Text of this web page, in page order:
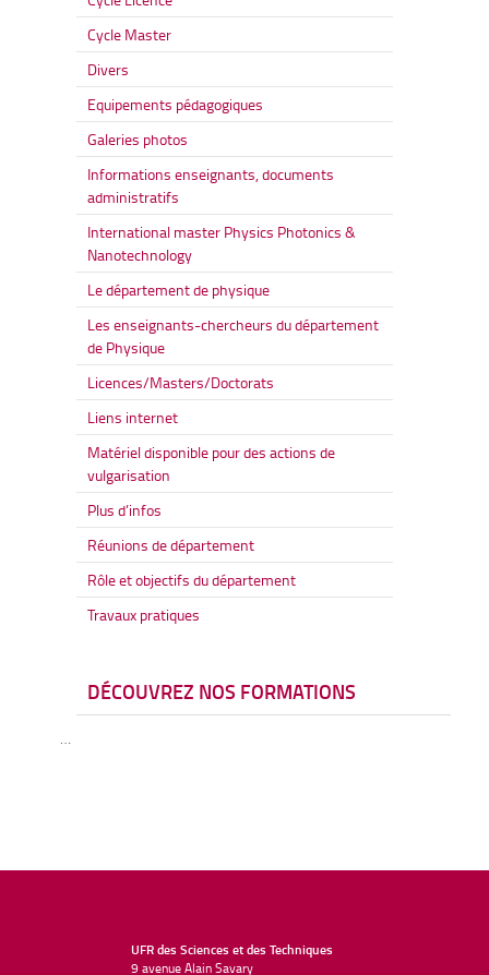
Cycle Master
Divers
Equipements pédagogiques
Galeries photos
Informations enseignants, documents
administratifs
International master Physics Photonics &
Nanotechnology
Le département de physique
Les enseignants-chercheurs du département
de Physique
Licences/Masters/Doctorats
Liens internet
Matériel disponible pour des actions de
vulgarisation
Plus d’infos
Réunions de département
Rôle et objectifs du département
Travaux pratiques
DÉCOUVREZ NOS FORMATIONS
…
UFR des Sciences et des Techniques
9 avenue Alain Savary